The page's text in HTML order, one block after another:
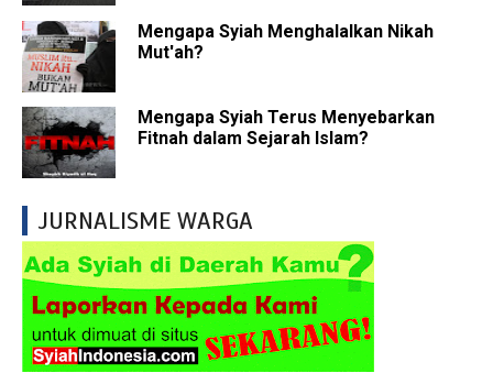
Mengapa Syiah Menghalalkan Nikah
Mut'ah?
Mengapa Syiah Terus Menyebarkan
Fitnah dalam Sejarah Islam?
JURNALISME WARGA